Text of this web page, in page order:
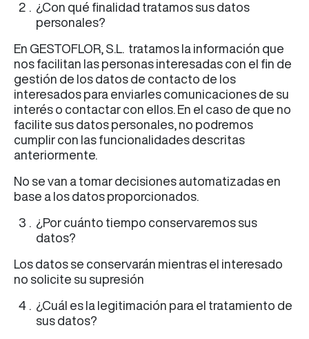
¿Con qué finalidad tratamos sus datos
personales?
En GESTOFLOR, S.L. tratamos la información que
nos facilitan las personas interesadas con el fin de
gestión de los datos de contacto de los
interesados para enviarles comunicaciones de su
interés o contactar con ellos. En el caso de que no
facilite sus datos personales, no podremos
cumplir con las funcionalidades descritas
anteriormente.
No se van a tomar decisiones automatizadas en
base a los datos proporcionados.
¿Por cuánto tiempo conservaremos sus
datos?
Los datos se conservarán mientras el interesado
no solicite su supresión
¿Cuál es la legitimación para el tratamiento de
sus datos?